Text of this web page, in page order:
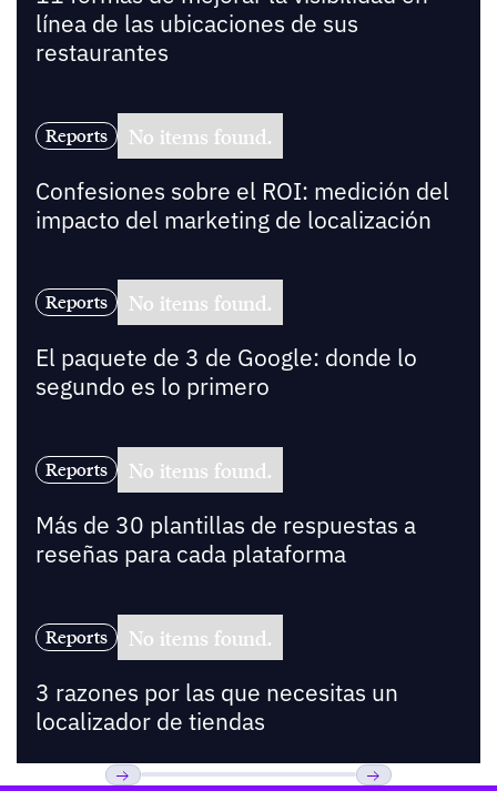
línea de las ubicaciones de sus
restaurantes
Reports No items found.
Confesiones sobre el ROI: medición del
impacto del marketing de localización
Reports No items found.
El paquete de 3 de Google: donde lo
segundo es lo primero
Reports No items found.
Más de 30 plantillas de respuestas a
reseñas para cada plataforma
Reports No items found.
3 razones por las que necesitas un
localizador de tiendas